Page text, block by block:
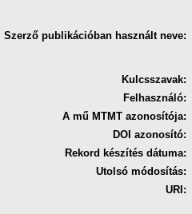
Szerző publikációban használt neve:
Kulcsszavak:
Felhasználó:
A mű MTMT azonosítója:
DOI azonosító:
Rekord készítés dátuma:
Utolsó módosítás:
URI: